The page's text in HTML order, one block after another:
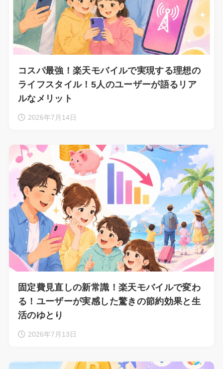
コスパ最強！楽天モバイルで実現する理想の
ライフスタイル！5人のユーザーが語るリア
ルなメリット
2026年7月14日
固定費見直しの新常識！楽天モバイルで変わ
る！ユーザーが実感した驚きの節約効果と生
活のゆとり
2026年7月13日